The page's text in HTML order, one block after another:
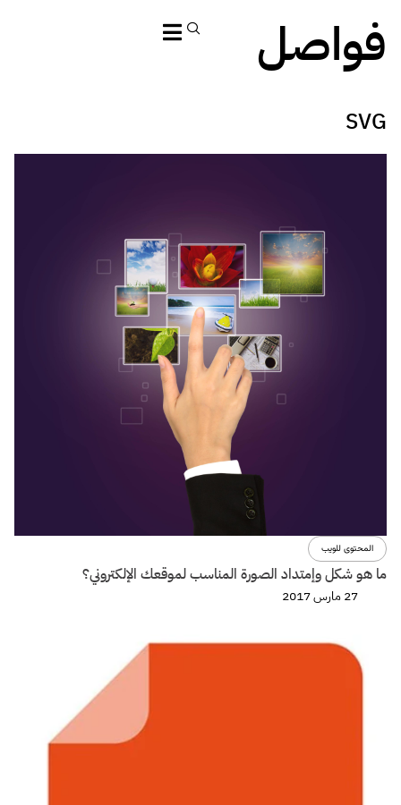
فواصل
SVG
المحتوى للويب
ما هو شكل وإمتداد الصورة المناسب لموقعك الإلكتروني؟
27 مارس 2017